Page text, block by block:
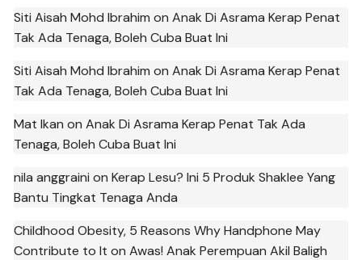
Siti Aisah Mohd Ibrahim onAnak Di Asrama Kerap Penat
Tak Ada Tenaga, Boleh Cuba Buat Ini
Siti Aisah Mohd Ibrahim onAnak Di Asrama Kerap Penat
Tak Ada Tenaga, Boleh Cuba Buat Ini
Mat Ikan onAnak Di Asrama Kerap Penat Tak Ada
Tenaga, Boleh Cuba Buat Ini
nila anggraini onKerap Lesu? Ini 5 Produk Shaklee Yang
Bantu Tingkat Tenaga Anda
Childhood Obesity, 5 Reasons Why Handphone May
Contribute to It onAwas! Anak Perempuan Akil Baligh